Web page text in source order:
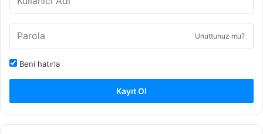
Unuttunuz mu?
Beni hatırla
Kayıt Ol